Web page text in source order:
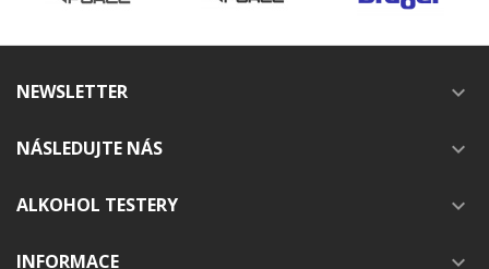
NEWSLETTER 
NÁSLEDUJTE NÁS 
ALKOHOL TESTERY 
INFORMACE 